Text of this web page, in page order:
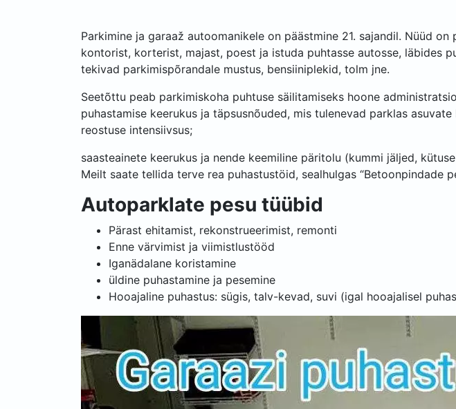
Parkimine ja garaaž autoomanikele on päästmine 21. sajandil. Nüüd
kontorist, korterist, majast, poest ja istuda puhtasse autosse, läbides
tekivad parkimispõrandale mustus, bensiiniplekid, tolm jne.
Seetõttu peab parkimiskoha puhtuse säilitamiseks hoone
puhastamise keerukus ja täpsusnõuded, mis tulenevad parklas
reostuse intensiivsus;
saasteainete keerukus ja nende keemiline päritolu (kummi jäljed,
Meilt saate tellida terve rea puhastustöid, sealhulgas “Betoonpindade
Autoparklate pesu tüübid
Pärast ehitamist, rekonstrueerimist, remonti
Enne värvimist ja viimistlustööd
Iganädalane koristamine
üldine puhastamine ja pesemine
Hooajaline puhastus: sügis, talv-kevad, suvi (igal hooajalisel